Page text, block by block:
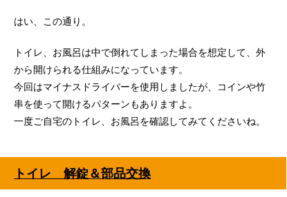
はい、この通り。
トイレ、お風呂は中で倒れてしまった場合を想定して、外
から開けられる仕組みになっています。
今回はマイナスドライバーを使用しましたが、コインや竹
串を使って開けるパターンもありますよ。
一度ご自宅のトイレ、お風呂を確認してみてくださいね。
トイレ 解錠＆部品交換